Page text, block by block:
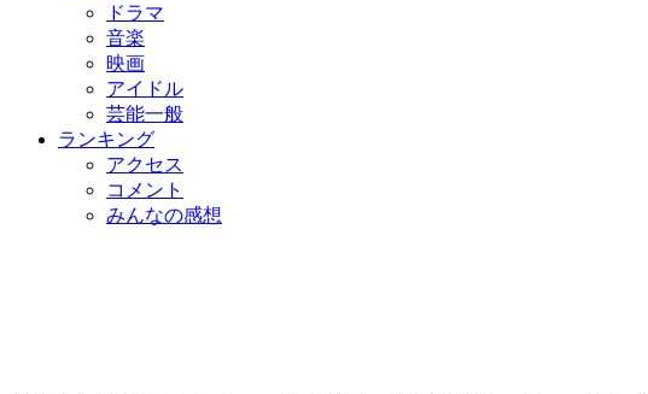
ドラマ
音楽
映画
アイドル
芸能一般
ランキング
アクセス
コメント
みんなの感想